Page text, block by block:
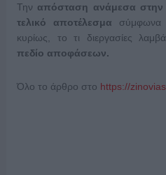
Την απόσταση ανάμεσα στην
τελικό αποτέλεσμα σύμφωνα
κυρίως, το τι διεργασίες
πεδίο αποφάσεων.
Όλο το άρθρο στο https://